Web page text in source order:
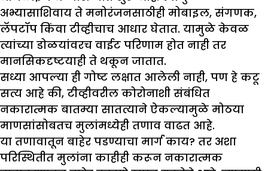
अभ्यासाशिवाय ते मनोरंजनसाठीही मोबाइल, संगणक,
लॅपटॉप किंवा टीव्हीचाच आधार घेतात. यामुळे केवळ
त्यांच्या डोळयांवरच वाईट परिणाम होत नाही तर
मानसिकदृष्टयाही ते थकून जातात.
सध्या आपल्या ही गोष्ट लक्षात आलेली नाही, पण हे कटू
सत्य आहे की, टीव्हीवरील कोरोनाशी संबंधित
नकारात्मक बातम्या सातत्याने ऐकल्यामुळे मोठया
माणसांसोबतच मुलांमध्येही तणाव वाढत आहे.
या तणावातून बाहेर पडण्याचा मार्ग काय? तर अशा
परिस्थितीत मुलांना काहीही करून नकारात्मक